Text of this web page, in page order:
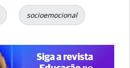
socioemocional